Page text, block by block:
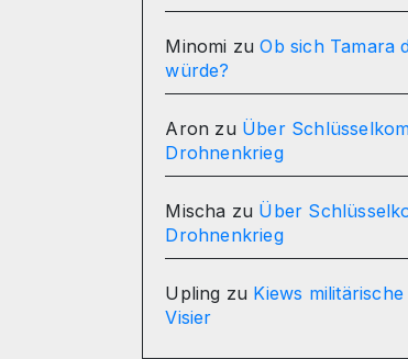
Minomi zuOb sich Tamara
würde?
Aron zu Über
Drohnenkrieg
Mischa zu Über
Drohnenkrieg
Upling zu Kiews
Visier